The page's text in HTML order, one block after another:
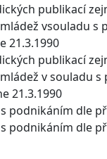
publikací
vsouladu s
21.3.1990
publikací
v souladu
21.3.1990
podnikáním dle
podnikáním dle